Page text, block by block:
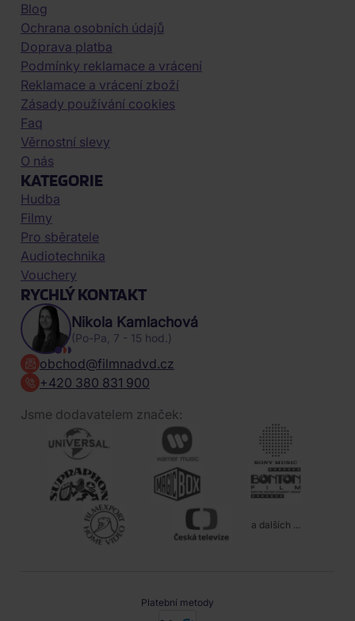
Blog
Ochrana osobních údajů
Doprava platba
Podmínky reklamace a vrácení
Reklamace a vrácení zboží
Zásady používání cookies
Faq
Věrnostní slevy
O nás
KATEGORIE
Hudba
Filmy
Pro sběratele
Audiotechnika
Vouchery
RYCHLÝ KONTAKT
Nikola Kamlachová
(Po-Pa, 7 - 15 hod.)
obchod@filmnadvd.cz
+420 380 831 900
Jsme dodavatelem značek:
a dalších ...
Platební metody